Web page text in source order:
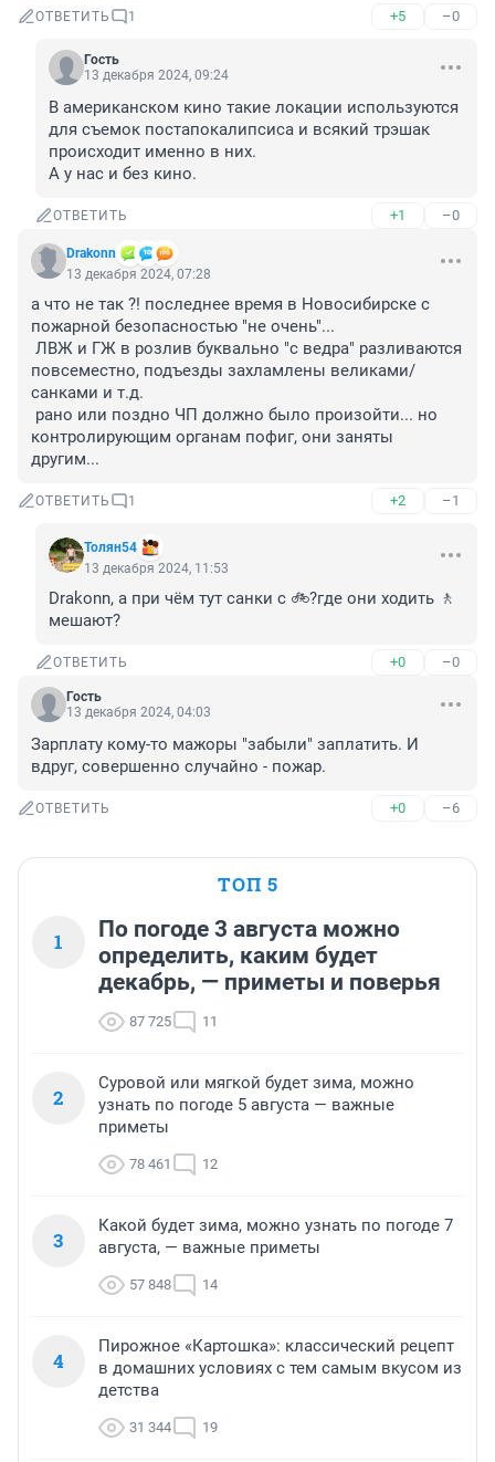
ОТВЕТИТЬ 1 +5 –0
Гость
13 декабря 2024, 09:24
В американском кино такие локации используются
для съемок постапокалипсиса и всякий трэшак
происходит именно в них.
А у нас и без кино.
ОТВЕТИТЬ +1 –0
Drakonn
13 декабря 2024, 07:28
а что не так ?! последнее время в Новосибирске с
пожарной безопасностью "не очень"...
ЛВЖ и ГЖ в розлив буквально "с ведра" разливаются
повсеместно, подъезды захламлены великами/
санками и т.д.
рано или поздно ЧП должно было произойти... но
контролирующим органам пофиг, они заняты
другим...
ОТВЕТИТЬ 1 +2 –1
Толян54
13 декабря 2024, 11:53
Drakonn, а при чём тут санки с 🚲?где они ходить 🚶
мешают?
ОТВЕТИТЬ +0 –0
Гость
13 декабря 2024, 04:03
Зарплату кому-то мажоры "забыли" заплатить. И
вдруг, совершенно случайно - пожар.
ОТВЕТИТЬ +0 –6
ТОП 5
1
По погоде 3 августа можно
определить, каким будет
декабрь, — приметы и поверья
87 725 11
2
Суровой или мягкой будет зима, можно
узнать по погоде 5 августа — важные
приметы
78 461 12
3
Какой будет зима, можно узнать по погоде 7
августа, — важные приметы
57 848 14
4
Пирожное «Картошка»: классический рецепт
в домашних условиях с тем самым вкусом из
детства
31 344 19